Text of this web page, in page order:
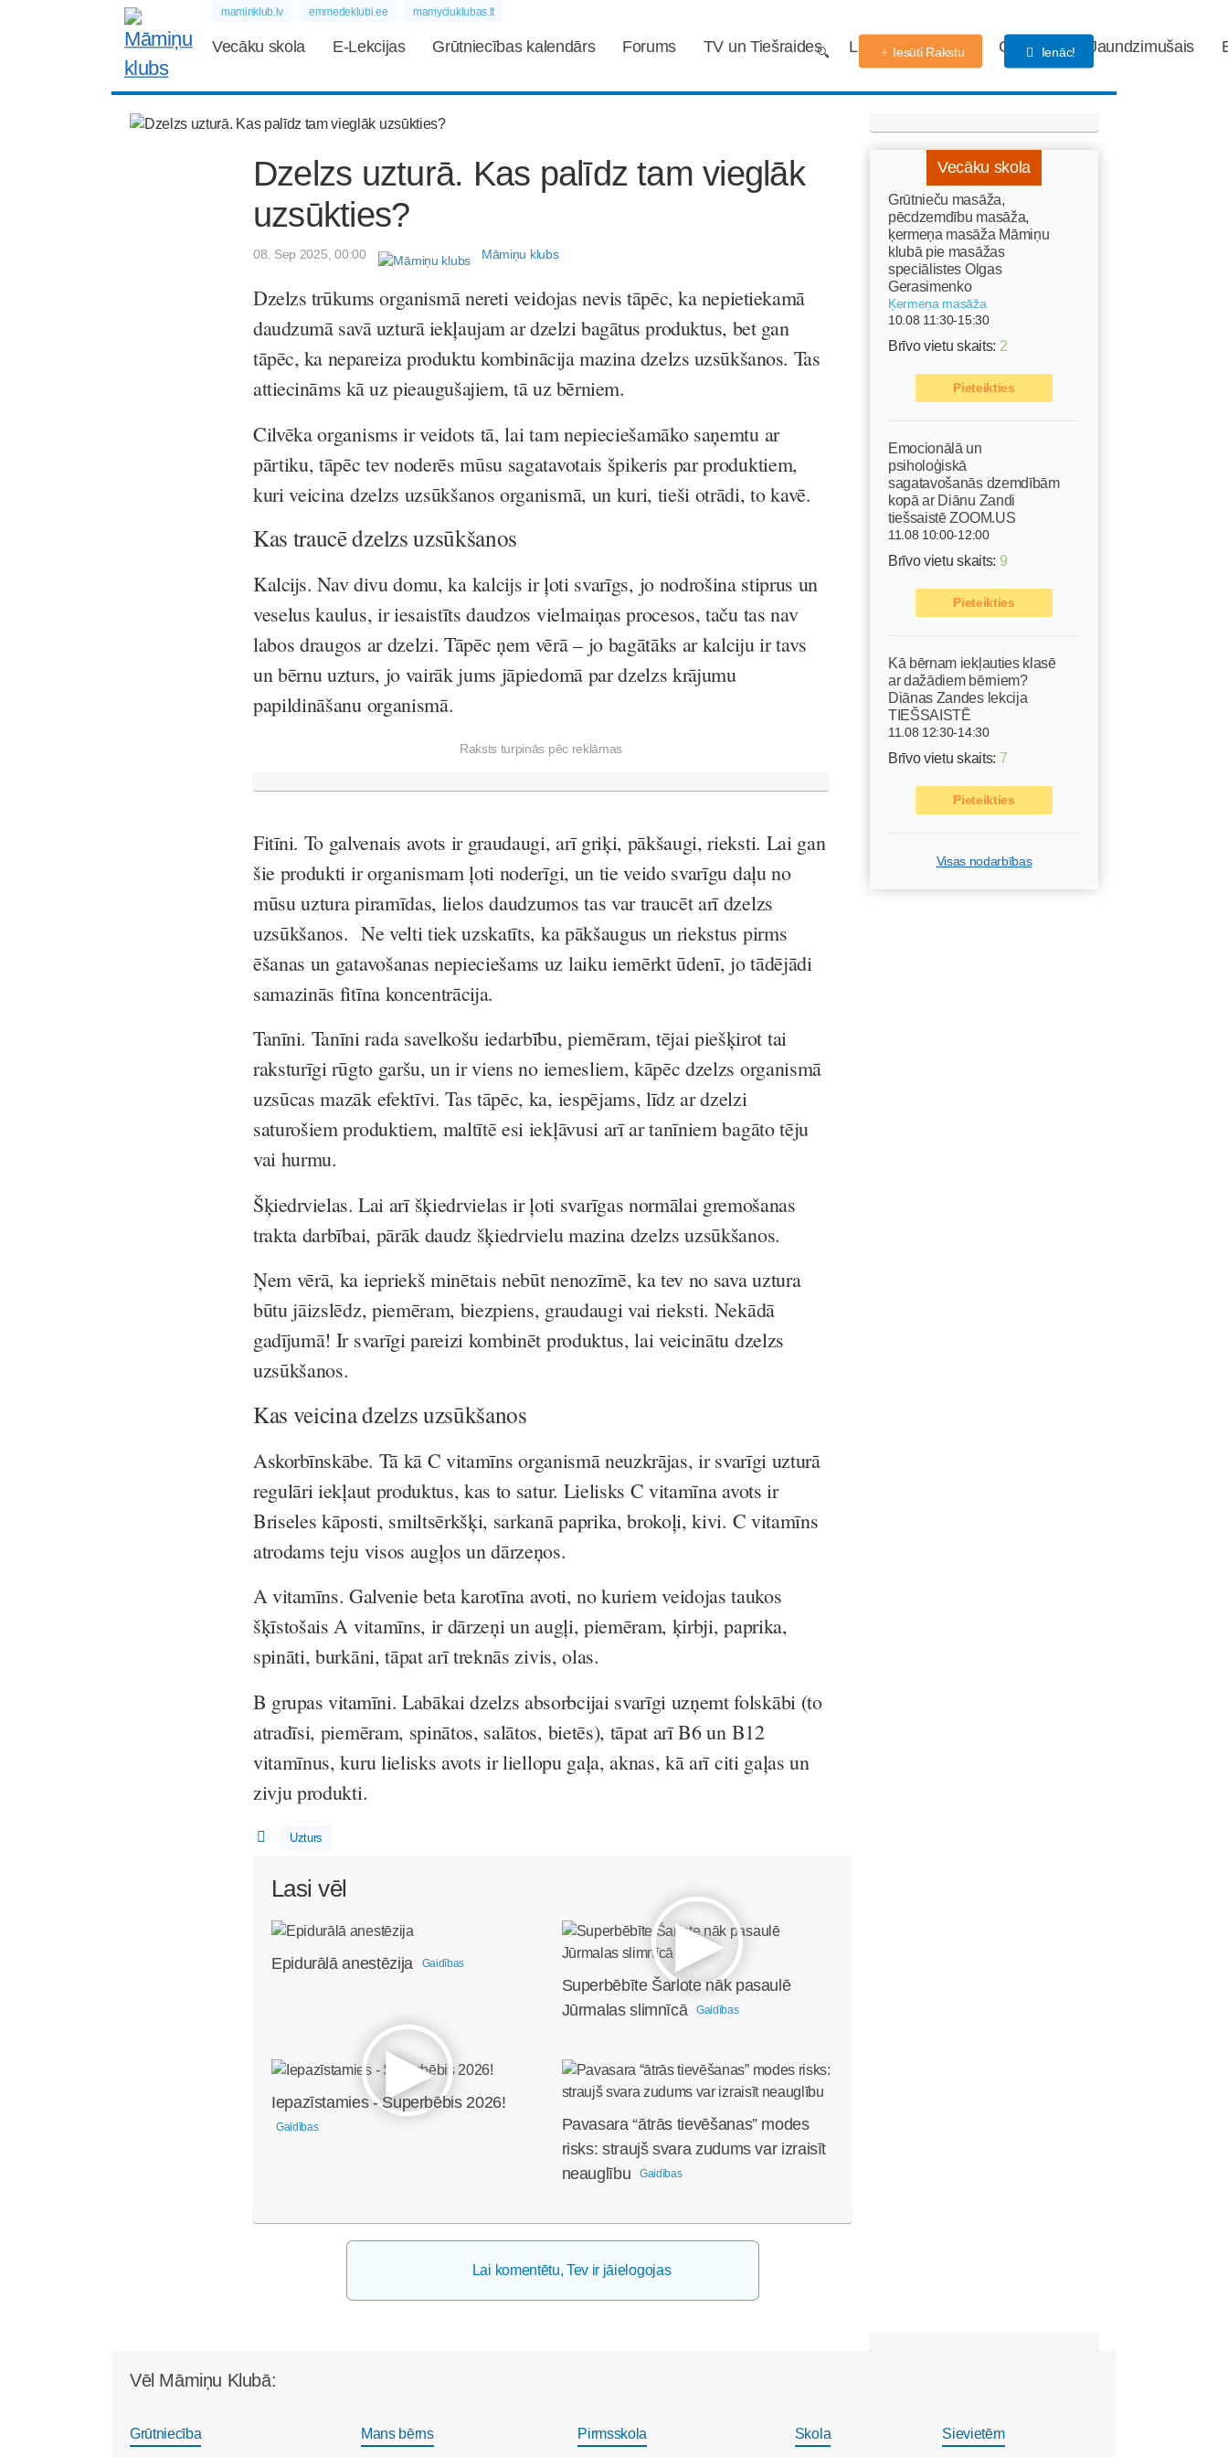
maminklub.lv emmedeklubi.ee mamyciuklubas.lt
Vecāku skola E-Lekcijas Grūtniecības kalendārs Forums TV un Tiešraides Labdarības fonds Gaidības Jaundzimušais
Iesūti Rakstu Ienāc!
Dzelzs uzturā. Kas palīdz tam vieglāk
uzsūkties?
08. Sep 2025, 00:00 Māmiņu klubs
Dzelzs trūkums organismā nereti veidojas nevis tāpēc, ka nepietiekamā
daudzumā savā uzturā iekļaujam ar dzelzi bagātus produktus, bet gan
tāpēc, ka nepareiza produktu kombinācija mazina dzelzs uzsūkšanos. Tas
attiecināms kā uz pieaugušajiem, tā uz bērniem.
Cilvēka organisms ir veidots tā, lai tam nepieciešamāko saņemtu ar
pārtiku, tāpēc tev noderēs mūsu sagatavotais špikeris par produktiem,
kuri veicina dzelzs uzsūkšanos organismā, un kuri, tieši otrādi, to kavē.
Kas traucē dzelzs uzsūkšanos
Kalcijs. Nav divu domu, ka kalcijs ir ļoti svarīgs, jo nodrošina stiprus un
veselus kaulus, ir iesaistīts daudzos vielmaiņas procesos, taču tas nav
labos draugos ar dzelzi. Tāpēc ņem vērā – jo bagātāks ar kalciju ir tavs
un bērnu uzturs, jo vairāk jums jāpiedomā par dzelzs krājumu
papildināšanu organismā.
Raksts turpinās pēc reklāmas
Fitīni. To galvenais avots ir graudaugi, arī griķi, pākšaugi, rieksti. Lai gan
šie produkti ir organismam ļoti noderīgi, un tie veido svarīgu daļu no
mūsu uztura piramīdas, lielos daudzumos tas var traucēt arī dzelzs
uzsūkšanos. Ne velti tiek uzskatīts, ka pākšaugus un riekstus pirms
ēšanas un gatavošanas nepieciešams uz laiku iemērkt ūdenī, jo tādējādi
samazinās fitīna koncentrācija.
Tanīni. Tanīni rada savelkošu iedarbību, piemēram, tējai piešķirot tai
raksturīgi rūgto garšu, un ir viens no iemesliem, kāpēc dzelzs organismā
uzsūcas mazāk efektīvi. Tas tāpēc, ka, iespējams, līdz ar dzelzi
saturošiem produktiem, maltītē esi iekļāvusi arī ar tanīniem bagāto tēju
vai hurmu.
Šķiedrvielas. Lai arī šķiedrvielas ir ļoti svarīgas normālai gremošanas
trakta darbībai, pārāk daudz šķiedrvielu mazina dzelzs uzsūkšanos.
Ņem vērā, ka iepriekš minētais nebūt nenozīmē, ka tev no sava uztura
būtu jāizslēdz, piemēram, biezpiens, graudaugi vai rieksti. Nekādā
gadījumā! Ir svarīgi pareizi kombinēt produktus, lai veicinātu dzelzs
uzsūkšanos.
Kas veicina dzelzs uzsūkšanos
Askorbīnskābe. Tā kā C vitamīns organismā neuzkrājas, ir svarīgi uzturā
regulāri iekļaut produktus, kas to satur. Lielisks C vitamīna avots ir
Briseles kāposti, smiltsērkšķi, sarkanā paprika, brokoļi, kivi. C vitamīns
atrodams teju visos augļos un dārzeņos.
A vitamīns. Galvenie beta karotīna avoti, no kuriem veidojas taukos
šķīstošais A vitamīns, ir dārzeņi un augļi, piemēram, ķirbji, paprika,
spināti, burkāni, tāpat arī treknās zivis, olas.
B grupas vitamīni. Labākai dzelzs absorbcijai svarīgi uzņemt folskābi (to
atradīsi, piemēram, spinātos, salātos, bietēs), tāpat arī B6 un B12
vitamīnus, kuru lielisks avots ir liellopu gaļa, aknas, kā arī citi gaļas un
zivju produkti.
Uzturs
Lasi vēl
Epidurālā anestēzija Gaidības
Superbēbīte Šarlote nāk pasaulē
Jūrmalas slimnīcā
Gaidības
Iepazīstamies - Superbēbis 2026!
Gaidības
Pavasara “ātrās tievēšanas” modes
risks: straujš svara zudums var izraisīt
neauglību
Gaidības
Vecāku skola
Grūtnieču masāža,
pēcdzemdību masāža,
ķermeņa masāža Māmiņu
klubā pie masāžas
speciālistes Olgas
Gerasimenko
Ķermeņa masāža
10.08 11:30-15:30
Brīvo vietu skaits: 2
Pieteikties
Emocionālā un
psiholoģiskā
sagatavošanās dzemdībām
kopā ar Diānu Zandi
tiešsaistē ZOOM.US
11.08 10:00-12:00
Brīvo vietu skaits: 9
Pieteikties
Kā bērnam iekļauties klasē
ar dažādiem bērniem?
Diānas Zandes lekcija
TIEŠSAISTĒ
11.08 12:30-14:30
Brīvo vietu skaits: 7
Pieteikties
Visas nodarbības
Lai komentētu, Tev ir jāielogojas
Vēl Māmiņu Klubā:
Grūtniecība Mans bērns Pirmsskola Skola Sievietēm